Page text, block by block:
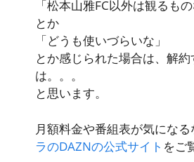
「松本山雅FC以外は観るもの
とか
「どうも使いづらいな」
とか感じられた場合は、解
は。。。
と思います。
月額料金や番組表が気にな
ラのDAZNの公式サイト をご